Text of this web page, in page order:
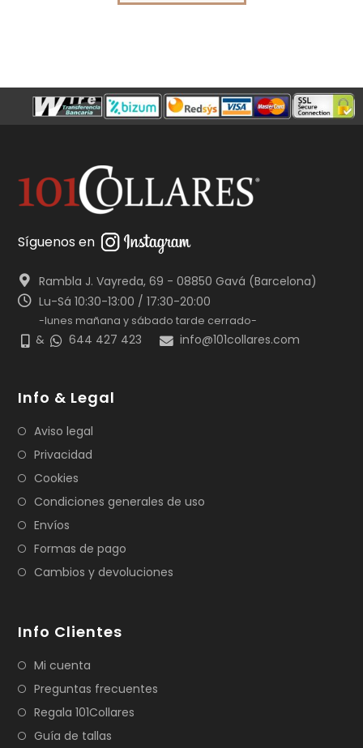
Síguenos en
Rambla J. Vayreda, 69 - 08850 Gavá (Barcelona)
Lu-Sá 10:30-13:00 / 17:30-20:00
-lunes mañana y sábado tarde cerrado-
& 644 427 423 info@101collares.com
Info & Legal
Aviso legal
Privacidad
Cookies
Condiciones generales de uso
Envíos
Formas de pago
Cambios y devoluciones
Info Clientes
Mi cuenta
Preguntas frecuentes
Regala 101Collares
Guía de tallas